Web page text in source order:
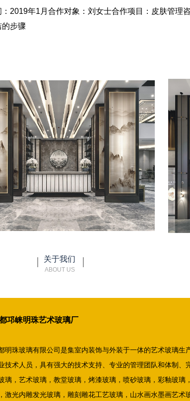
2019年1月合作对象：刘女士合作项目：皮肤管理
步骤
关于我们
ABOUT US
邛崃明珠艺术玻璃厂
明珠玻璃有限公司是集室内装饰与外装于一体的艺术玻璃
技术人员，具有强大的技术支持、专业的管理团队和体制
璃，艺术玻璃，教堂玻璃，烤漆玻璃，喷砂玻璃，彩釉玻
激光内雕发光玻璃，雕刻雕花工艺玻璃，山水画水墨画艺术